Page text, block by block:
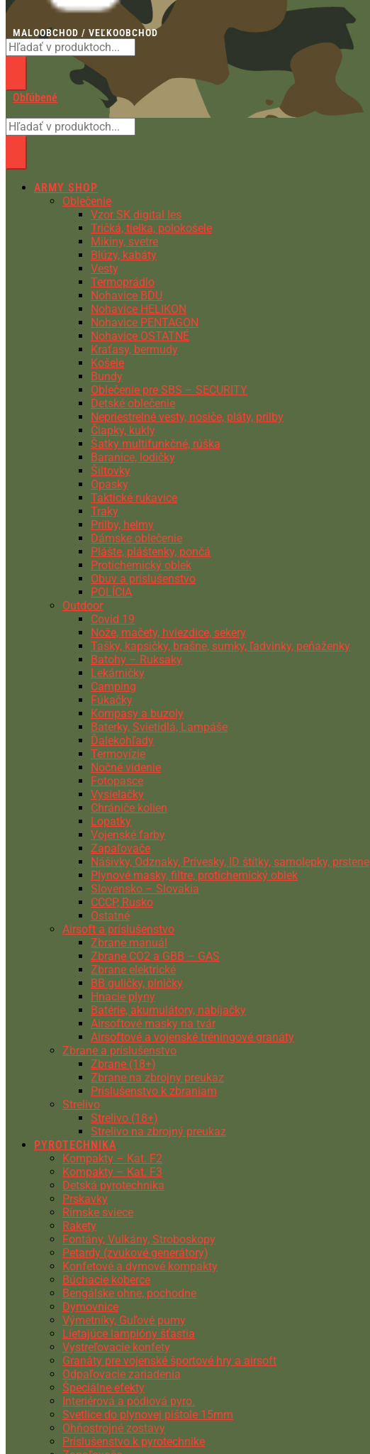
MALOOBCHOD / VEĽKOOBCHOD
Obľúbené
ARMY SHOP
Oblečenie
Vzor SK digital les
Tričká, tielka, polokošele
Mikiny, svetre
Blúzy, kabáty
Vesty
Termoprádlo
Nohavice BDU
Nohavice HELIKON
Nohavice PENTAGON
Nohavice OSTATNÉ
Kraťasy, bermudy
Košele
Bundy
Oblečenie pre SBS – SECURITY
Detské oblečenie
Nepriestrelné vesty, nosiče, pláty, prilby
Čiapky, kukly
Šatky multifunkčné, rúška
Baranice, lodičky
Šiltovky
Opasky
Taktické rukavice
Traky
Prilby, helmy
Dámske oblečenie
Plášte, pláštenky, pončá
Protichemický oblek
Obuv a príslušenstvo
POLÍCIA
Outdoor
Covid 19
Nože, mačety, hviezdice, sekery
Tašky, kapsičky, brašne, sumky, ľadvinky, peňaženky
Batohy – Ruksaky
Lekárničky
Camping
Fúkačky
Kompasy a buzoly
Baterky, Svietidlá, Lampáše
Ďalekohľady
Termovízie
Nočné videnie
Fotopasce
Vysielačky
Chrániče kolien
Lopatky
Vojenské farby
Zapaľovače
Nášivky, Odznaky, Prívesky, ID štítky, samolepky, prstene
Plynové masky, filtre, protichemický oblek
Slovensko – Slovakia
CCCP, Rusko
Ostatné
Airsoft a príslušenstvo
Zbrane manuál
Zbrane CO2 a GBB – GAS
Zbrane elektrické
BB guličky, plničky
Hnacie plyny
Batérie, akumulátory, nabíjačky
Airsoftové masky na tvár
Airsoftové a vojenské tréningové granáty
Zbrane a príslušenstvo
Zbrane (18+)
Zbrane na zbrojny preukaz
Príslušenstvo k zbraniam
Strelivo
Strelivo (18+)
Strelivo na zbrojný preukaz
PYROTECHNIKA
Kompakty – Kat. F2
Kompakty – Kat. F3
Detská pyrotechnika
Prskavky
Rímske sviece
Rakety
Fontány, Vulkány, Stroboskopy
Petardy (zvukové generátory)
Konfetové a dymové kompakty
Búchacie koberce
Bengálske ohne, pochodne
Dymovnice
Výmetníky, Guľové pumy
Lietajúce lampióny šťastia
Vystreľovacie konfety
Granáty pre vojenské športové hry a airsoft
Odpaľovacie zariadenia
Špeciálne efekty
Interiérová a pódiová pyro.
Svetlice do plynovej pištole 15mm
Ohňostrojné zostavy
Príslušenstvo k pyrotechnike